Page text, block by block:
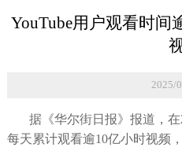
YouTube用户观看时间
2025/
据《华尔街日报》报道，在
每天累计观看逾10亿小时视频